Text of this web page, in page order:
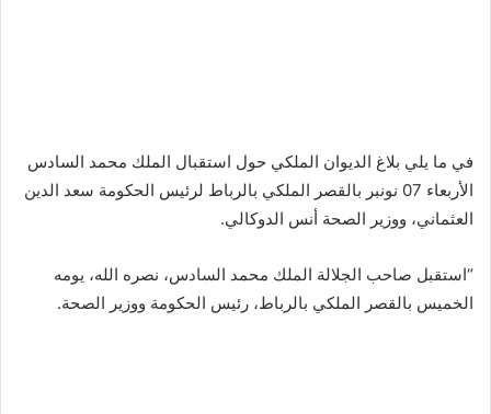
في ما يلي بلاغ الديوان الملكي حول استقبال الملك محمد السادس
الأربعاء 07 نونبر بالقصر الملكي بالرباط لرئيس الحكومة سعد الدين
العثماني، ووزير الصحة أنس الدوكالي.
“استقبل صاحب الجلالة الملك محمد السادس، نصره الله، يومه
الخميس بالقصر الملكي بالرباط، رئيس الحكومة ووزير الصحة.